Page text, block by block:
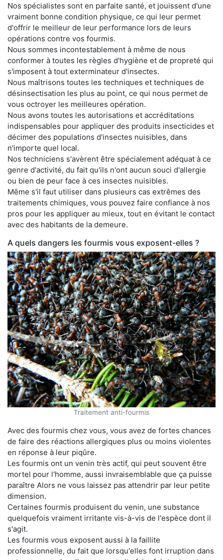
Nos spécialistes sont en parfaite santé, et jouissent d'une
vraiment bonne condition physique, ce qui leur permet
d'offrir le meilleur de leur performance lors de leurs
opérations contre vos fourmis.
Nous sommes incontestablement à même de nous
conformer à toutes les règles d'hygiène et de propreté qui
s'imposent à tout exterminateur d'insectes.
Nous maîtrisons toutes les techniques et techniques de
désinsectisation les plus au point, ce qui nous permet de
vous octroyer les meilleures opération.
Nous avons toutes les autorisations et accréditations
indispensables pour appliquer des produits insecticides et
décimer des populations d'insectes nuisibles, dans
n'importe quel local.
Nos techniciens s'avèrent être spécialement adéquat à ce
genre d'activité, du fait qu'ils n'ont aucun souci d'allergie
ou bien de peur face à ces insectes nuisibles.
Même s'il faut utiliser dans plusieurs cas extrêmes des
traitements chimiques, vous pouvez faire confiance à nos
pros pour les appliquer au mieux, tout en évitant le contact
avec des habitants de la demeure.
A quels dangers les fourmis vous exposent-elles ?
Traitement anti-fourmis
Avec des fourmis chez vous, vous avez de fortes chances
de faire des réactions allergiques plus ou moins violentes
en réponse à leur piqûre.
Les fourmis ont un venin très actif, qui peut souvent être
mortel pour l'homme, aussi invraisemblable que ça puisse
paraître Alors ne vous laissez pas attendrir par leur petite
dimension.
Certaines fourmis produisent du venin, une substance
quelquefois vraiment irritante vis-à-vis de l'espèce dont il
s'agit.
Les fourmis vous exposent aussi à la faillite
professionnelle, du fait que lorsqu'elles font irruption dans